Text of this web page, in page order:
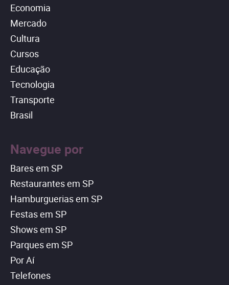
Economia
Mercado
Cultura
Cursos
Educação
Tecnologia
Transporte
Brasil
Navegue por
Bares em SP
Restaurantes em SP
Hamburguerias em SP
Festas em SP
Shows em SP
Parques em SP
Por Aí
Telefones